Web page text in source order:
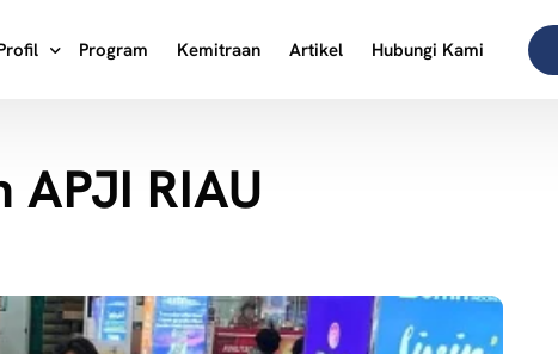
Misi
Pengantar Ketua Umum
Program Kemitraan Artikel Hubungi Kami
RIAU